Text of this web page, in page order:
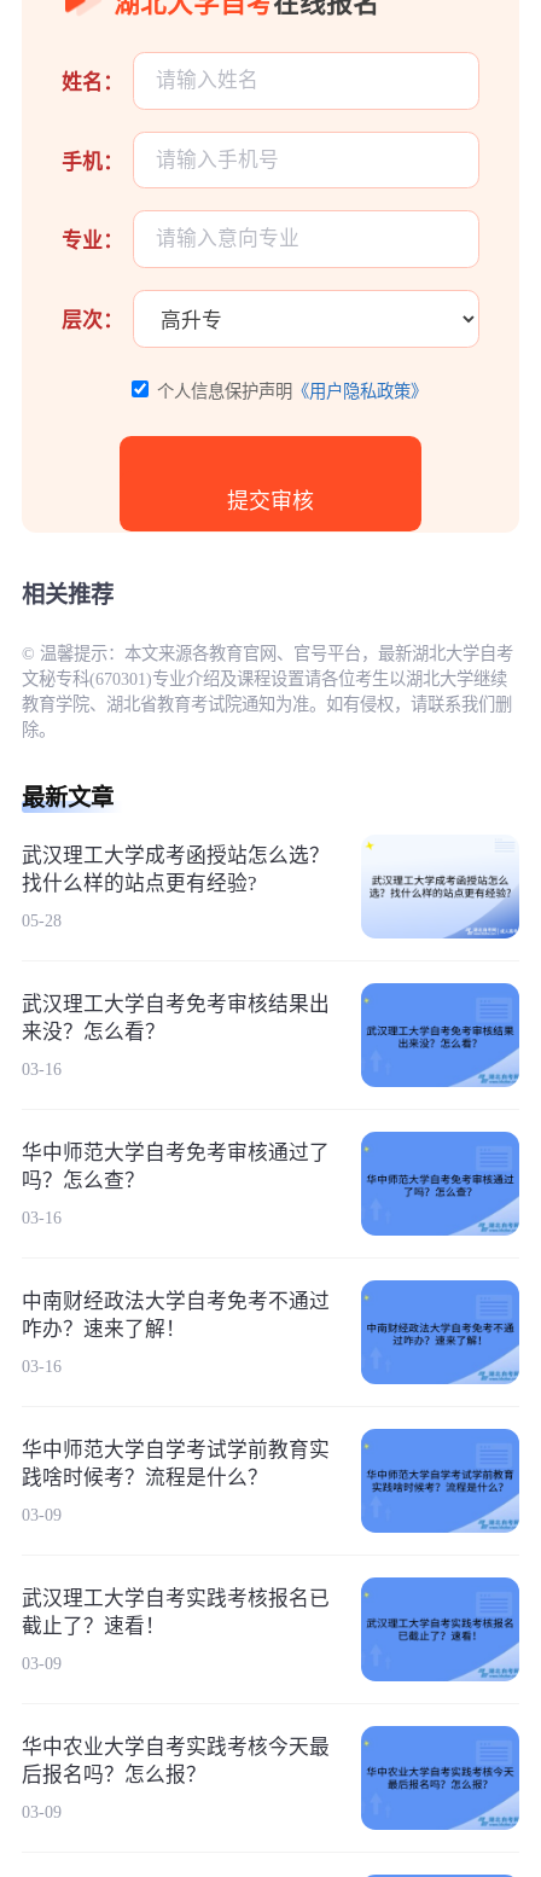
姓名：
手机：
专业：
层次：
个人信息保护声明 《用户隐私政策》
相关推荐
© 温馨提示：本文来源各教育官网、官号平台，最新湖北大学自考
文秘专科(670301)专业介绍及课程设置请各位考生以湖北大学继续
教育学院、湖北省教育考试院通知为准。如有侵权，请联系我们删
除。
最新文章
武汉理工大学成考函授站怎么选？
找什么样的站点更有经验?
05-28
武汉理工大学自考免考审核结果出
来没？怎么看？
03-16
华中师范大学自考免考审核通过了
吗？怎么查？
03-16
中南财经政法大学自考免考不通过
咋办？速来了解！
03-16
华中师范大学自学考试学前教育实
践啥时候考？流程是什么？
03-09
武汉理工大学自考实践考核报名已
截止了？速看！
03-09
华中农业大学自考实践考核今天最
后报名吗？怎么报？
03-09